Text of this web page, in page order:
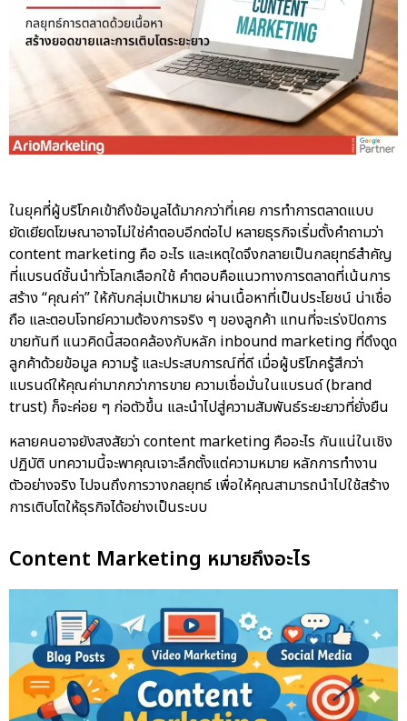
ในยุคที่ผู้บริโภคเข้าถึงข้อมูลได้มากกว่าที่เคย การทำการตลาดแบบ
ยัดเยียดโฆษณาอาจไม่ใช่คำตอบอีกต่อไป หลายธุรกิจเริ่มตั้งคำถามว่า
content marketing คือ อะไร และเหตุใดจึงกลายเป็นกลยุทธ์สำคัญ
ที่แบรนด์ชั้นนำทั่วโลกเลือกใช้ คำตอบคือแนวทางการตลาดที่เน้นการ
สร้าง “คุณค่า” ให้กับกลุ่มเป้าหมาย ผ่านเนื้อหาที่เป็นประโยชน์ น่าเชื่อ
ถือ และตอบโจทย์ความต้องการจริง ๆ ของลูกค้า แทนที่จะเร่งปิดการ
ขายทันที แนวคิดนี้สอดคล้องกับหลัก inbound marketing ที่ดึงดูด
ลูกค้าด้วยข้อมูล ความรู้ และประสบการณ์ที่ดี เมื่อผู้บริโภครู้สึกว่า
แบรนด์ให้คุณค่ามากกว่าการขาย ความเชื่อมั่นในแบรนด์ (brand
trust) ก็จะค่อย ๆ ก่อตัวขึ้น และนำไปสู่ความสัมพันธ์ระยะยาวที่ยั่งยืน
หลายคนอาจยังสงสัยว่า content marketing คืออะไร กันแน่ในเชิง
ปฏิบัติ บทความนี้จะพาคุณเจาะลึกตั้งแต่ความหมาย หลักการทำงาน
ตัวอย่างจริง ไปจนถึงการวางกลยุทธ์ เพื่อให้คุณสามารถนำไปใช้สร้าง
การเติบโตให้ธุรกิจได้อย่างเป็นระบบ
Content Marketing หมายถึงอะไร